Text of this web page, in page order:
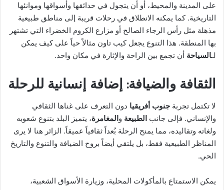
على المدينة والمحيط، أو أن يتجول في حدائقها وأسواقها وموانئها
التاريخية. كما يمكنه الانطلاق في رحلات قريبة إلى مناطق طبيعية
مذهلة مثل رأس الرجاء الصالح أو مزارع الكروم الخضراء التي تشتهر
بها المنطقة. هذا التنوع يجعل كيب تاون مثالاً حياً على كيف يمكن
لـالسياحة أن تجمع بين الراحة والإثارة في مكان واحد.
الثقافة والضيافة: إضافة إنسانية للرحلة
لا تكتمل تجربة جنوب أفريقيا دون التعرف على غناها الثقافي
والإنساني. فإلى جانب الطبيعة والمغامرة، يتميز البلد بتنوع شعوبه
ولغاته وتقاليده، مما يمنح الرحلة بُعداً ثقافياً عميقاً. الزائر هنا لا يرى
المناظر الطبيعية فقط، بل يلتقي أيضاً بروح الضيافة والتنوع والتاريخ
الحي.
يمكن الاستمتاع بالمأكولات المحلية، وزيارة الأسواق الشعبية،